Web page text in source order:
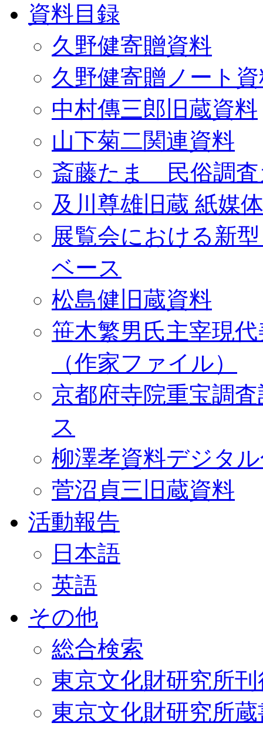
資料目録
久野健寄贈資料
久野健寄贈ノート
中村傳三郎旧蔵資料
山下菊二関連資料
斎藤たま 民俗調査
及川尊雄旧蔵 紙媒
展覧会における新
ベース
松島健旧蔵資料
笹木繁男氏主宰現
（作家ファイル）
京都府寺院重宝調
ス
柳澤孝資料デジタ
菅沼貞三旧蔵資料
活動報告
日本語
英語
その他
総合検索
東京文化財研究所
東京文化財研究所